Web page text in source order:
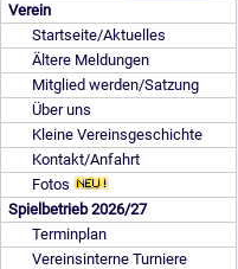
Verein
Startseite/Aktuelles
Ältere Meldungen
Mitglied werden/Satzung
Über uns
Kleine Vereinsgeschichte
Kontakt/Anfahrt
Fotos
Spielbetrieb 2026/27
Terminplan
Vereinsinterne Turniere